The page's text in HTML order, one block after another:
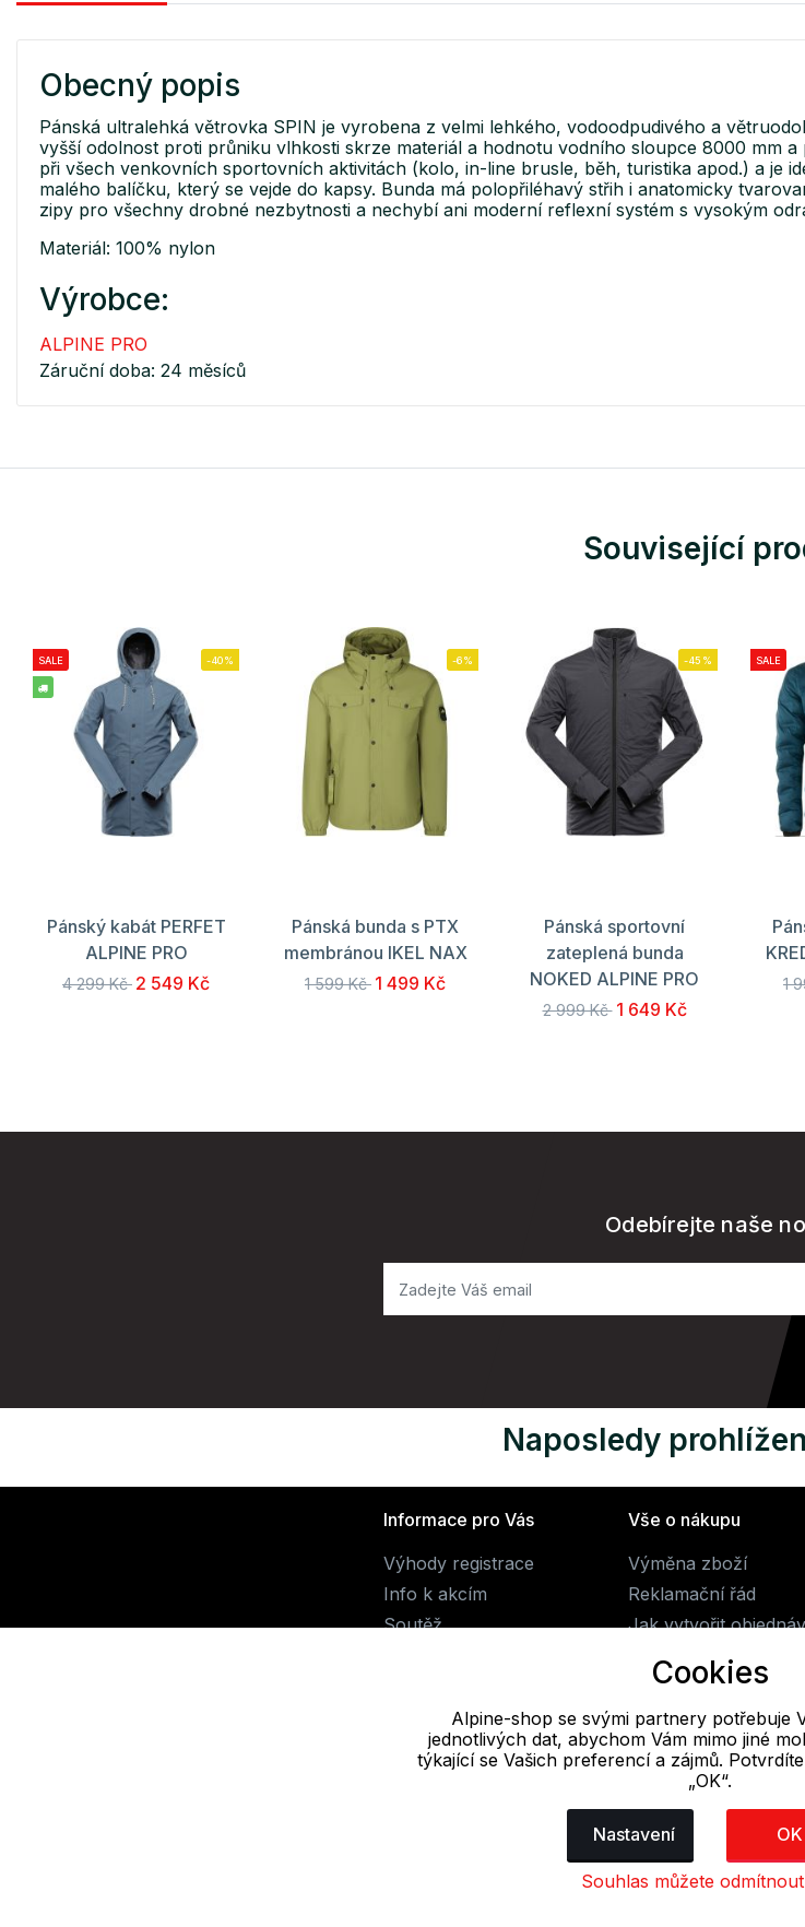
Obecný popis
Pánská ultralehká větrovka SPIN je vyrobena z velmi lehkého, vodoodpudivého a
vyšší odolnost proti průniku vlhkosti skrze materiál a hodnotu vodního sloupce 8000 mm
při všech venkovních sportovních aktivitách (kolo, in-line brusle, běh, turistika apod.) a je
malého balíčku, který se vejde do kapsy. Bunda má polopřiléhavý střih i anatomicky
zipy pro všechny drobné nezbytnosti a nechybí ani moderní reflexní systém s vysokým
Materiál: 100% nylon
Výrobce:
ALPINE PRO
Záruční doba: 24 měsíců
Související
SALE -40%
Pánský kabát PERFET
ALPINE PRO
4 299 Kč 2 549 Kč
-6%
Pánská bunda s PTX
membránou IKEL NAX
1 599 Kč 1 499 Kč
-45%
Pánská sportovní
zateplená bunda
NOKED ALPINE PRO
2 999 Kč 1 649 Kč
SALE
1
Odebírejte naše
Naposledy
Informace pro Vás
Výhody registrace
Info k akcím
Soutěž
Vše o nákupu
Výměna zboží
Reklamační řád
Jak vytvořit
Obchodní podmínky
Doprava
E-mail
obchod@alpine-
Cookies
Alpine-shop se svými partnery potřebuje
jednotlivých dat, abychom Vám mimo jiné
týkající se Vašich preferencí a zájmů.
„OK“.
Nastavení OK
Souhlas můžete